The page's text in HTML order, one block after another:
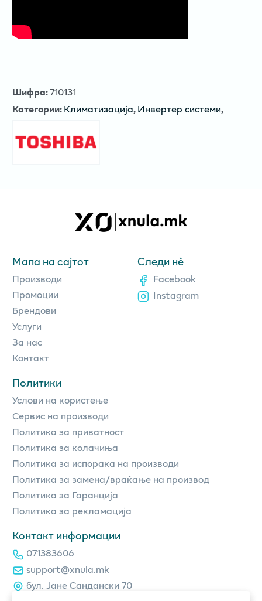
Шифра:710131
Категории:Климатизација,Инвертер системи,
Мапа на сајтот
Производи
Промоции
Брендови
Услуги
За нас
Контакт
Политики
Услови на користење
Сервис на производи
Политика за приватност
Политика за колачиња
Политика за испорака на производи
Политика за замена/враќање на производ
Политика за Гаранција
Политика за рекламација
Контакт информации
071383606
support@xnula.mk
бул. Јане Сандански 70
Следи нè
Facebook
Instagram